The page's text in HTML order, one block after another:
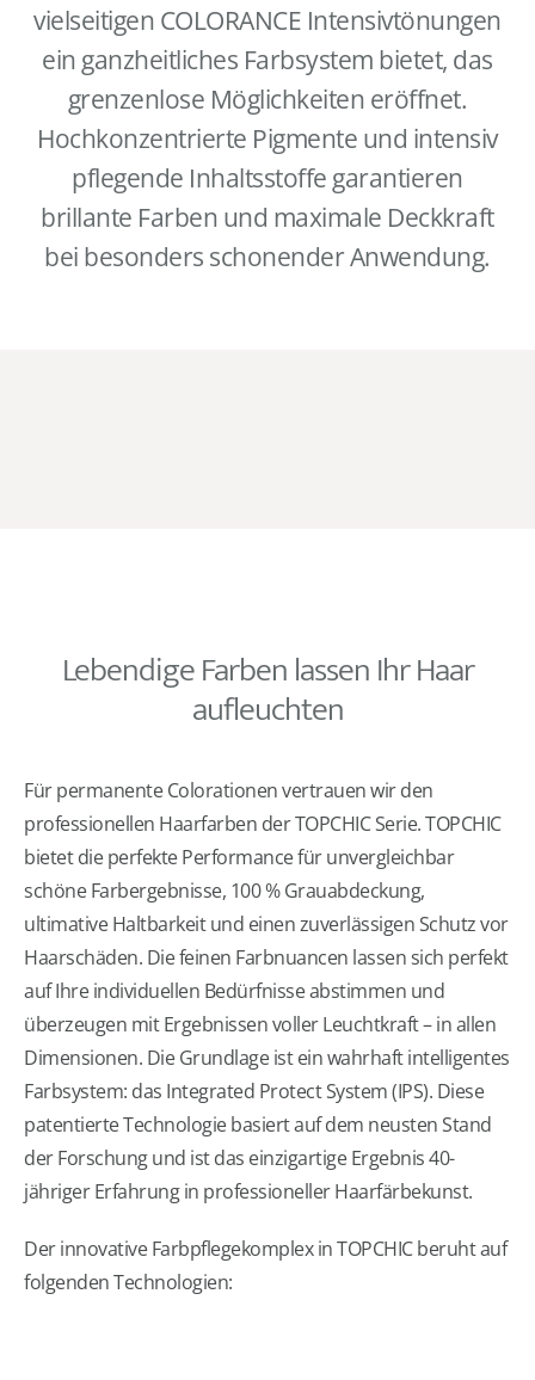
vielseitigen COLORANCE Intensivtönungen
ein ganzheitliches Farbsystem bietet, das
grenzenlose Möglichkeiten eröffnet.
Hochkonzentrierte Pigmente und intensiv
pflegende Inhaltsstoffe garantieren
brillante Farben und maximale Deckkraft
bei besonders schonender Anwendung.
Lebendige Farben lassen Ihr Haar
aufleuchten
Für permanente Colorationen vertrauen wir den
professionellen Haarfarben der TOPCHIC Serie. TOPCHIC
bietet die perfekte Performance für unvergleichbar
schöne Farbergebnisse, 100 % Grauabdeckung,
ultimative Haltbarkeit und einen zuverlässigen Schutz vor
Haarschäden. Die feinen Farbnuancen lassen sich perfekt
auf Ihre individuellen Bedürfnisse abstimmen und
überzeugen mit Ergebnissen voller Leuchtkraft – in allen
Dimensionen. Die Grundlage ist ein wahrhaft intelligentes
Farbsystem: das Integrated Protect System (IPS). Diese
patentierte Technologie basiert auf dem neusten Stand
der Forschung und ist das einzigartige Ergebnis 40-
jähriger Erfahrung in professioneller Haarfärbekunst.
Der innovative Farbpflegekomplex in TOPCHIC beruht auf
folgenden Technologien: